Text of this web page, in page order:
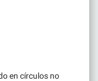
en círculos no